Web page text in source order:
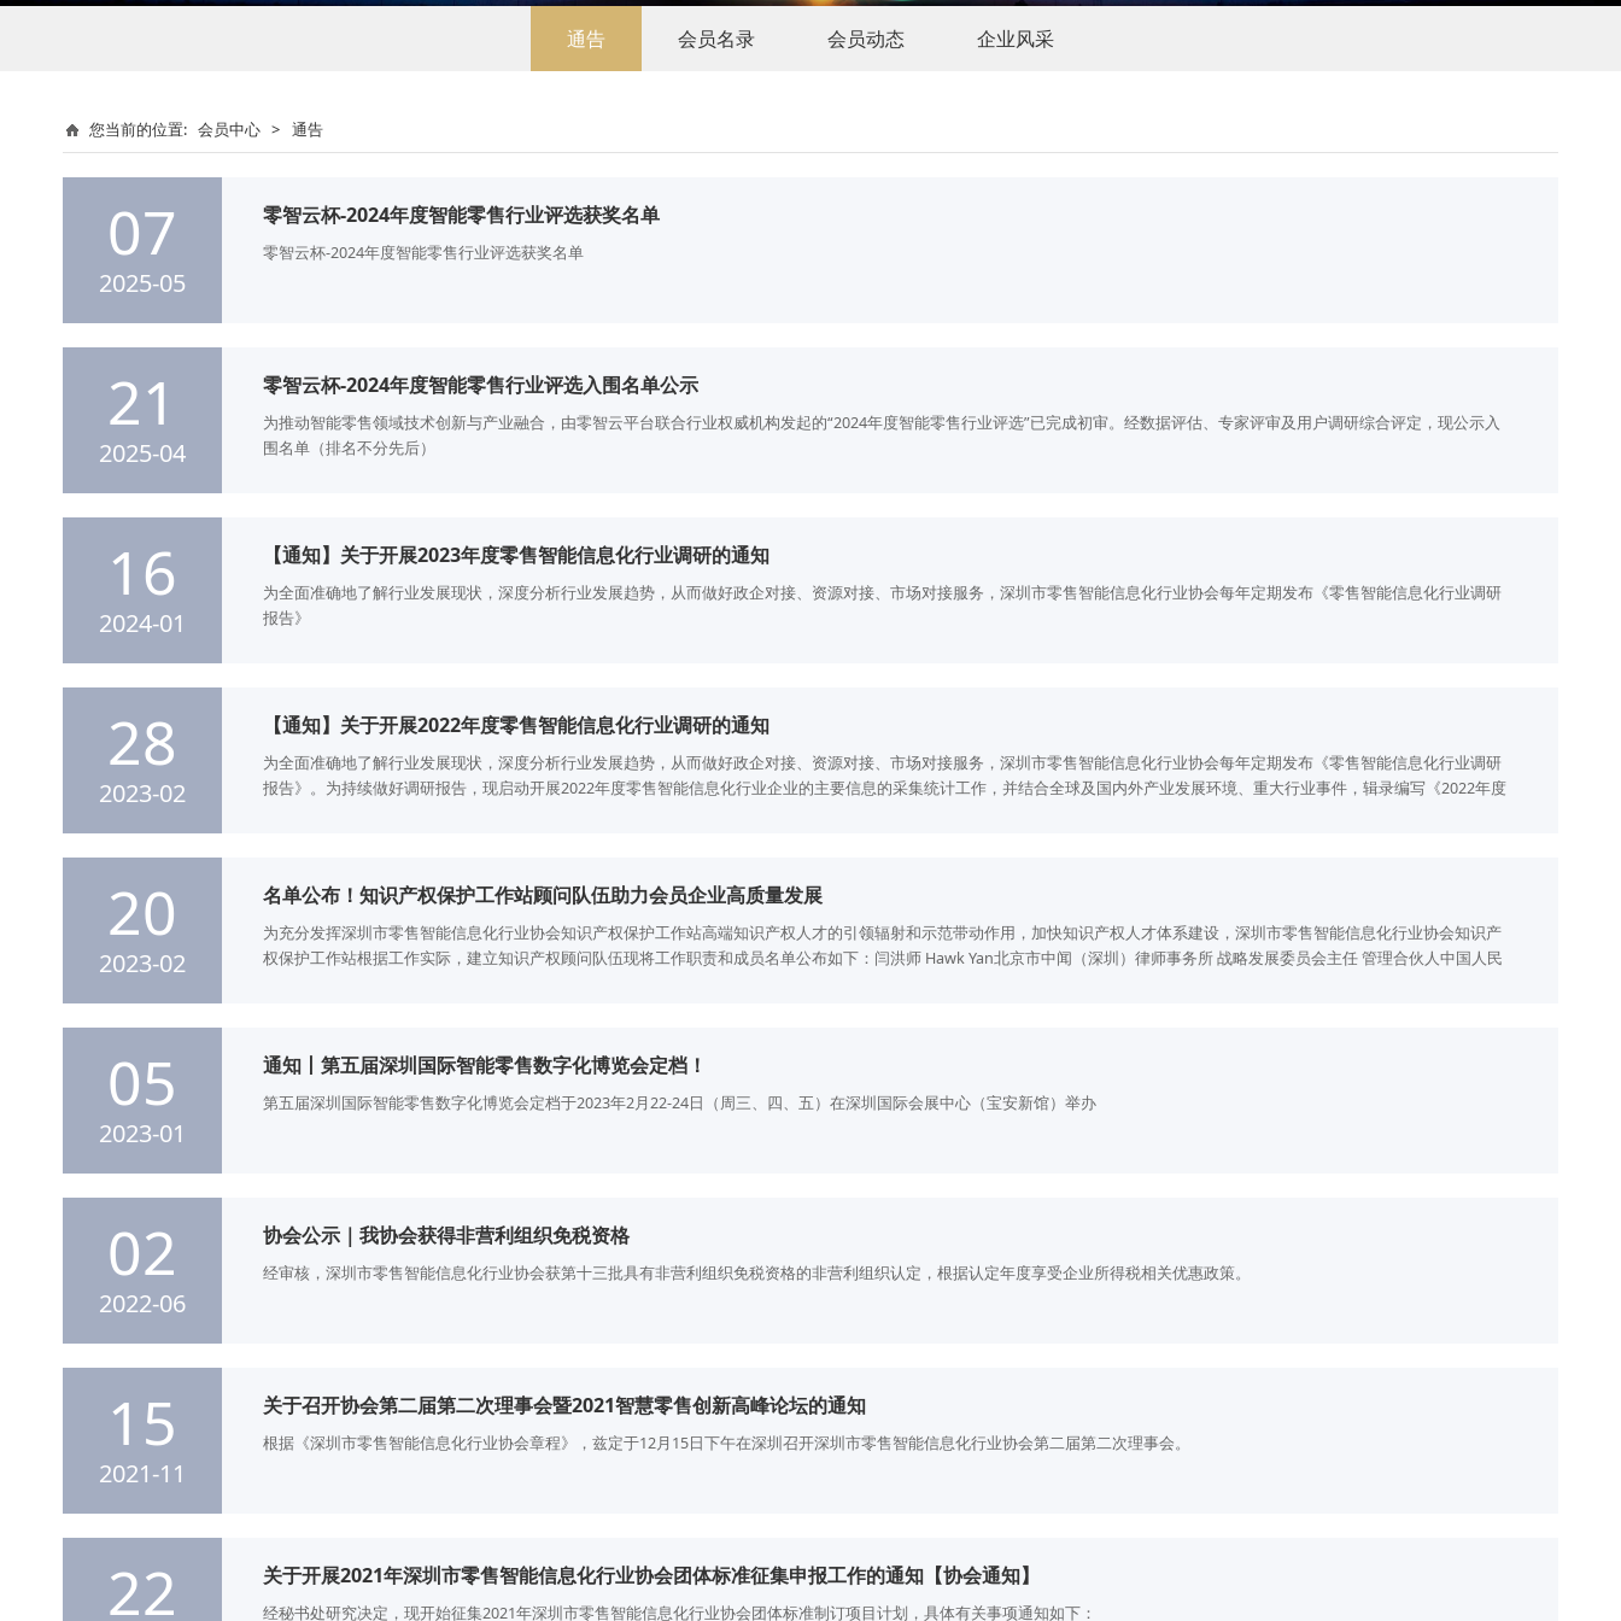
通告 会员名录 会员动态 企业风采
您当前的位置: 会员中心 > 通告
07
2025-05
零智云杯-2024年度智能零售行业评选获奖名单
零智云杯-2024年度智能零售行业评选获奖名单
21
2025-04
零智云杯-2024年度智能零售行业评选入围名单公示
为推动智能零售领域技术创新与产业融合，由零智云平台联合行业权威机构发起的“2024年度智能零售行业评选”已完成初审。经数据评估、专家评审及用户调研综合评定，现公示入
围名单（排名不分先后）
16
2024-01
【通知】关于开展2023年度零售智能信息化行业调研的通知
为全面准确地了解行业发展现状，深度分析行业发展趋势，从而做好政企对接、资源对接、市场对接服务，深圳市零售智能信息化行业协会每年定期发布《零售智能信息化行业调研
报告》
28
2023-02
【通知】关于开展2022年度零售智能信息化行业调研的通知
为全面准确地了解行业发展现状，深度分析行业发展趋势，从而做好政企对接、资源对接、市场对接服务，深圳市零售智能信息化行业协会每年定期发布《零售智能信息化行业调研
报告》。为持续做好调研报告，现启动开展2022年度零售智能信息化行业企业的主要信息的采集统计工作，并结合全球及国内外产业发展环境、重大行业事件，辑录编写《2022年度
20
2023-02
名单公布！知识产权保护工作站顾问队伍助力会员企业高质量发展
为充分发挥深圳市零售智能信息化行业协会知识产权保护工作站高端知识产权人才的引领辐射和示范带动作用，加快知识产权人才体系建设，深圳市零售智能信息化行业协会知识产
权保护工作站根据工作实际，建立知识产权顾问队伍现将工作职责和成员名单公布如下：闫洪师 Hawk Yan北京市中闻（深圳）律师事务所 战略发展委员会主任 管理合伙人中国人民
05
2023-01
通知丨第五届深圳国际智能零售数字化博览会定档！
第五届深圳国际智能零售数字化博览会定档于2023年2月22-24日（周三、四、五）在深圳国际会展中心（宝安新馆）举办
02
2022-06
协会公示｜我协会获得非营利组织免税资格
经审核，深圳市零售智能信息化行业协会获第十三批具有非营利组织免税资格的非营利组织认定，根据认定年度享受企业所得税相关优惠政策。
15
2021-11
关于召开协会第二届第二次理事会暨2021智慧零售创新高峰论坛的通知
根据《深圳市零售智能信息化行业协会章程》，兹定于12月15日下午在深圳召开深圳市零售智能信息化行业协会第二届第二次理事会。
22 关于开展2021年深圳市零售智能信息化行业协会团体标准征集申报工作的通知【协会通知】
经秘书处研究决定，现开始征集2021年深圳市零售智能信息化行业协会团体标准制订项目计划，具体有关事项通知如下：